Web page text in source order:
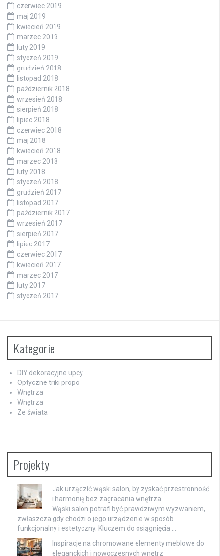
czerwiec 2019
maj 2019
kwiecień 2019
marzec 2019
luty 2019
styczeń 2019
grudzień 2018
listopad 2018
październik 2018
wrzesień 2018
sierpień 2018
lipiec 2018
czerwiec 2018
maj 2018
kwiecień 2018
marzec 2018
luty 2018
styczeń 2018
grudzień 2017
listopad 2017
październik 2017
wrzesień 2017
sierpień 2017
lipiec 2017
czerwiec 2017
kwiecień 2017
marzec 2017
luty 2017
styczeń 2017
Kategorie
DIY dekoracyjne upcy
Optyczne triki propo
Wnętrza
Wnętrza
Ze świata
Projekty
Jak urządzić wąski salon, by zyskać przestronność
i harmonię bez zagracania wnętrza
Wąski salon potrafi być prawdziwym wyzwaniem,
zwłaszcza gdy chodzi o jego urządzenie w sposób
funkcjonalny i estetyczny. Kluczem do osiągnięcia …
Inspiracje na chromowane elementy meblowe do
eleganckich i nowoczesnych wnętrz